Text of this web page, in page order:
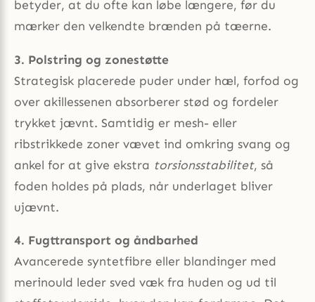
betyder, at du ofte kan løbe længere, før du
mærker den velkendte brænden på tæerne.
3. Polstring og zonestøtte
Strategisk placerede puder under hæl, forfod og
over akillessenen absorberer stød og fordeler
trykket jævnt. Samtidig er mesh- eller
ribstrikkede zoner vævet ind omkring svang og
ankel for at give ekstra torsionsstabilitet, så
foden holdes på plads, når underlaget bliver
ujævnt.
4. Fugttransport og åndbarhed
Avancerede syntetfibre eller blandinger med
merinould leder sved væk fra huden og ud til